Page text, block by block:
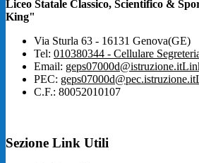
Liceo Statale Classico, Scientifico &
King"
Via Sturla 63 - 16131 Genova(GE)
Tel: 010380344 - Cellulare
Email: geps07000d@istruzione.it
PEC: geps07000d@pec.istruzione.it
C.F.: 80052010107
Sezione Link Utili